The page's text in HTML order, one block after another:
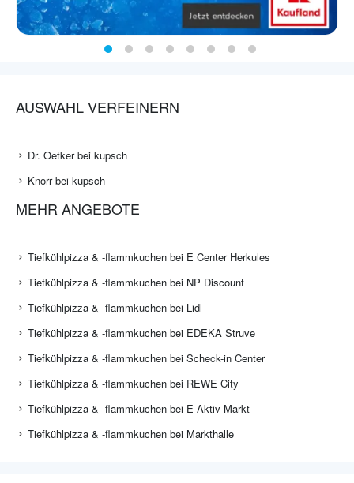
AUSWAHL VERFEINERN
Dr. Oetker bei kupsch
Knorr bei kupsch
MEHR ANGEBOTE
Tiefkühlpizza & -flammkuchen bei E Center Herkules
Tiefkühlpizza & -flammkuchen bei NP Discount
Tiefkühlpizza & -flammkuchen bei Lidl
Tiefkühlpizza & -flammkuchen bei EDEKA Struve
Tiefkühlpizza & -flammkuchen bei Scheck-in Center
Tiefkühlpizza & -flammkuchen bei REWE City
Tiefkühlpizza & -flammkuchen bei E Aktiv Markt
Tiefkühlpizza & -flammkuchen bei Markthalle